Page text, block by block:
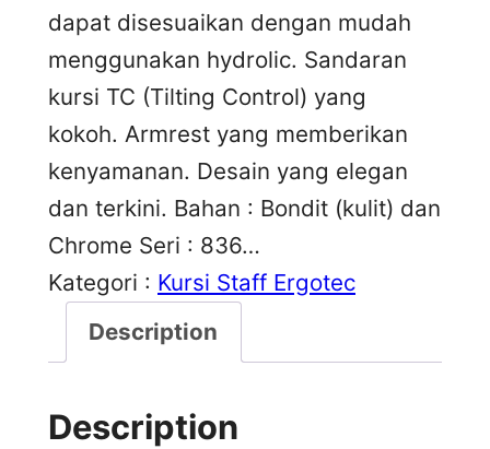
dapat disesuaikan dengan mudah
menggunakan hydrolic. Sandaran
kursi TC (Tilting Control) yang
kokoh. Armrest yang memberikan
kenyamanan. Desain yang elegan
dan terkini. Bahan : Bondit (kulit) dan
Chrome Seri : 836…
Kategori : Kursi Staff Ergotec
Description
Description